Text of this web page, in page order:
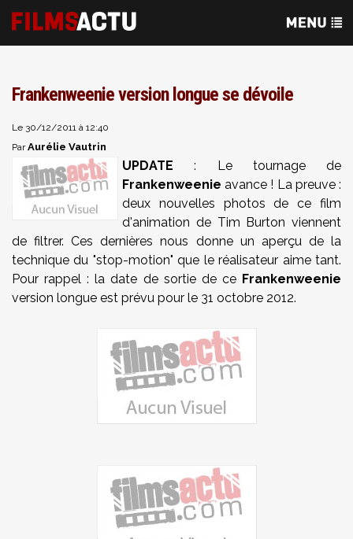
Frankenweenie version longue se dévoile
Le 30/12/2011 à 12:40
ParAurélie Vautrin
UPDATE : Le tournage de
Frankenweenie avance ! La preuve :
deux nouvelles photos de ce film
d'animation de Tim Burton viennent
de filtrer. Ces dernières nous donne un aperçu de la
technique du "stop-motion" que le réalisateur aime tant.
Pour rappel : la date de sortie de ceFrankenweenie
version longue est prévu pour le 31 octobre 2012.